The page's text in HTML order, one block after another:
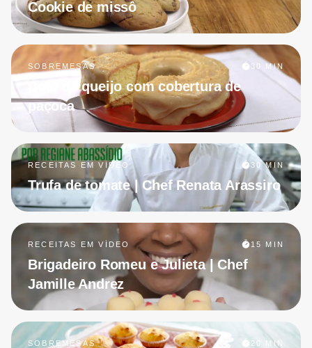
Cookie de missô
SOBREMESAS 30 MIN
Bolo de queijo com cobertura de
paçoca
RECEITAS EM VÍDEO 30 MIN
Trufa de tomate | Chef Renata Arassiro
RECEITAS EM VÍDEO 15 MIN
Brigadeiro Romeu e Julieta | Chef
Jamille Andrez
SOBREMESAS 20 MIN